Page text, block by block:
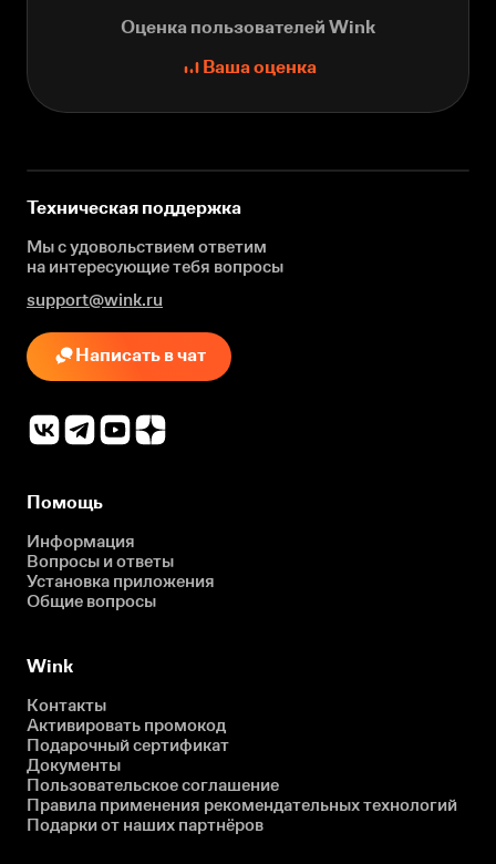
Оценка пользователей Wink
Ваша оценка
Техническая поддержка
Мы с удовольствием ответим
на интересующиетебя вопросы
support@wink.ru
Написать в чат
Помощь
Информация
Вопросы и ответы
Установка приложения
Общие вопросы
Wink
Контакты
Активировать промокод
Подарочный сертификат
Документы
Пользовательское соглашение
Правила применения рекомендательных технологий
Подарки от наших партнёров